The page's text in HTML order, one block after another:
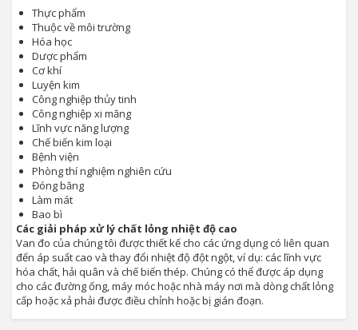
Thực phẩm
Thuộc về môi trường
Hóa học
Dược phẩm
Cơ khí
Luyện kim
Công nghiệp thủy tinh
Công nghiệp xi măng
Lĩnh vực năng lượng
Chế biến kim loại
Bệnh viện
Phòng thí nghiệm nghiên cứu
Đóng băng
Làm mát
Bao bì
Các giải pháp xử lý chất lỏng nhiệt độ cao
Van đo của chúng tôi được thiết kế cho các ứng dụng có liên quan
đến áp suất cao và thay đổi nhiệt độ đột ngột, ví dụ: các lĩnh vực
hóa chất, hải quân và chế biến thép. Chúng có thể được áp dụng
cho các đường ống, máy móc hoặc nhà máy nơi mà dòng chất lỏng
cấp hoặc xả phải được điều chỉnh hoặc bị gián đoạn.